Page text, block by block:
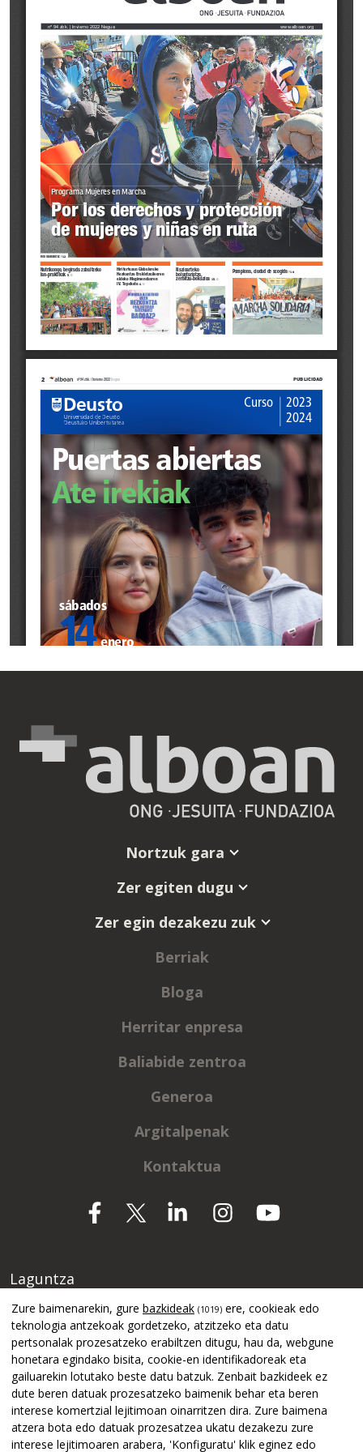
Nortzuk gara
Zer egiten dugu
Zer egin dezakezu zuk
Berriak
Bloga
Herritar enpresa
Baliabide zentroa
Generoa
Argitalpenak
Kontaktua
Laguntza
Zure baimenarekin, gure bazkideak (1019) ere, cookieak edo
teknologia antzekoak gordetzeko, atzitzeko eta datu
pertsonalak prozesatzeko erabiltzen ditugu, hau da, webgune
honetara egindako bisita, cookie-en identifikadoreak eta
gailuarekin lotutako beste datu batzuk. Zenbait bazkideek ez
dute beren datuak prozesatzeko baimenik behar eta beren
interese komertzial lejitimoan oinarritzen dira. Zure baimena
atzera bota edo datuak prozesatzea ukatu dezakezu zure
interese lejitimoaren arabera, 'Konfiguratu' klik eginez edo